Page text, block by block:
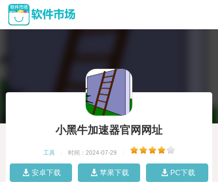
小黑牛加速器官网网址
工具 时间：2024-07-29
安卓下载 苹果下载 PC下载